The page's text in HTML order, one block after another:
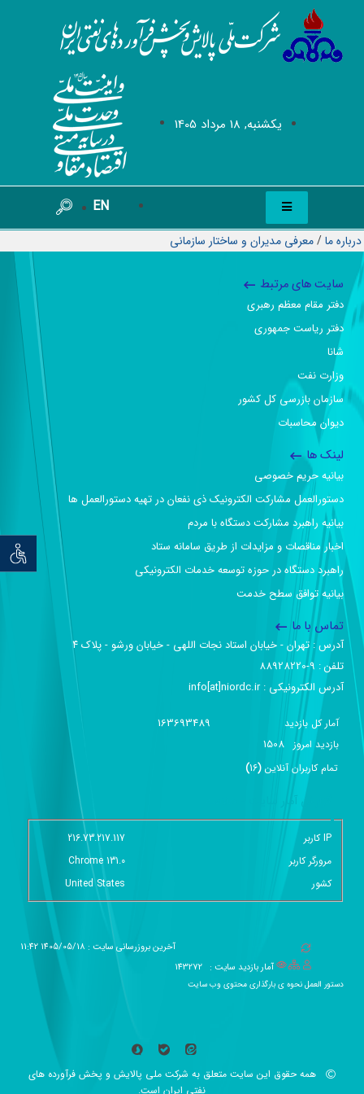
يکشنبه, 18 مرداد 1405
EN
توان
درباره ما/معرفی مدیران و ساختار سازمانی
سایت های مرتبط
دفتر مقام معظم رهبری
دفتر ریاست جمهوری
شانا
وزارت نفت
سازمان بازرسی کل کشور
دیوان محاسبات
لینک ها
بیانیه حریم خصوصی
دستورالعمل مشارکت الکترونیک ذی نفعان در تهیه دستورالعمل ها
بیانیه راهبرد مشارکت دستگاه با مردم
اخبار مناقصات و مزایدات از طریق سامانه ستاد
راهبرد دستگاه در حوزه توسعه خدمات الکترونیکی
بیانیه توافق سطح خدمت
تماس با ما
آدرس :‌ تهران - خیابان استاد نجات اللهی - خیابان ورشو - پلاک ۴
تلفن :‌ 9-88928220
آدرس الکترونیکی :‌ info[at]niordc.ir
آمار کل بازدید 163693489
بازديد امروز 1508
تمام کاربران آنلاين (
16
)
IP کاربر
216.73.217.117
مرورگر کاربر
Chrome 131.0
کشور
United States
آخرین بروزرسانی سایت : 1405/05/18 11:42
آمار بازدید سایت : 143272
دستور العمل نحوه ی بارگذاری محتوی وب سایت
همه حقوق این سایت متعلق به شرکت ملی پالایش و پخش فرآورده های
نفتی ایران است.